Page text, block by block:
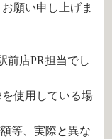
願い申し上げま
前店PR担当でし
使用している場
等、実際と異な